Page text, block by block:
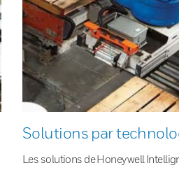
Solutions par
Les solutions de Honeywell